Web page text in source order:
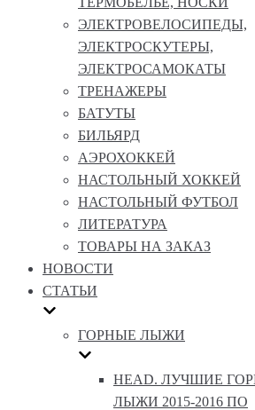
ЭЛЕКТРОВЕЛОСИПЕДЫ,
ЭЛЕКТРОСКУТЕРЫ,
ЭЛЕКТРОСАМОКАТЫ
ТРЕНАЖЕРЫ
БАТУТЫ
БИЛЬЯРД
АЭРОХОККЕЙ
НАСТОЛЬНЫЙ ХОККЕЙ
НАСТОЛЬНЫЙ ФУТБОЛ
ЛИТЕРАТУРА
ТОВАРЫ НА ЗАКАЗ
НОВОСТИ
СТАТЬИ
ГОРНЫЕ ЛЫЖИ
HEAD. ЛУЧШИЕ
ЛЫЖИ 2015-2016 ПО